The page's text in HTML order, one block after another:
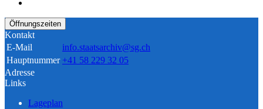
Öffnungszeiten
Kontakt
E-Mail
info.staatsarchiv@sg.ch
Hauptnummer +41 58 229 32 05
Adresse
Links
Lageplan